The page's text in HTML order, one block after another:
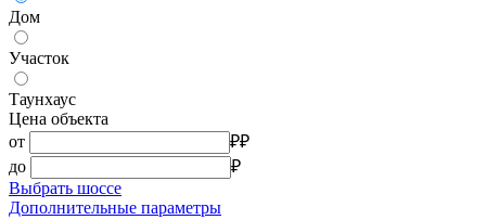
Дом
Участок
Таунхаус
Цена объекта
от
₽₽
до
₽
Выбрать шоссе
Дополнительные параметры